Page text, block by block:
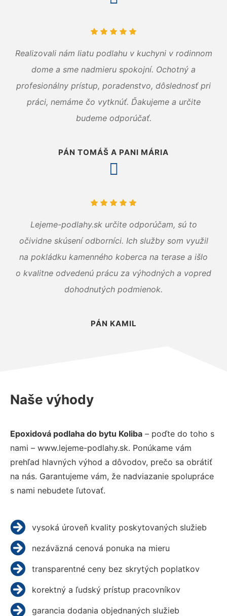
Realizovali nám liatu podlahu v kuchyni v rodinnom
dome a sme nadmieru spokojní. Ochotný a
profesionálny prístup, poradenstvo, dôslednosť pri
práci, nemáme čo vytknúť. Ďakujeme a určite
budeme odporúčať.
PÁN TOMÁŠ A PANI MÁRIA
Lejeme-podlahy.sk určite odporúčam, sú to
očividne skúsení odborníci. Ich služby som využil
na pokládku kamenného koberca na terase a išlo
o kvalitne odvedenú prácu za výhodných a vopred
dohodnutých podmienok.
PÁN KAMIL
Naše výhody
Epoxidová podlaha do bytu Koliba – poďte do toho s
nami – www.lejeme-podlahy.sk. Ponúkame vám
prehľad hlavných výhod a dôvodov, prečo sa obrátiť
na nás. Garantujeme vám, že nadviazanie spolupráce
s nami nebudete ľutovať.
vysoká úroveň kvality poskytovaných služieb
nezáväzná cenová ponuka na mieru
transparentné ceny bez skrytých poplatkov
korektný a ľudský prístup pracovníkov
garancia dodania objednaných služieb